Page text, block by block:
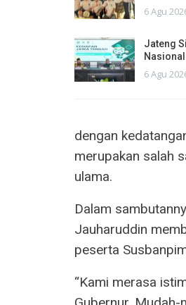
6 Agu
Jateng
6 Agu
dengan
merupakan salah
ulama.
Dalam
Jauharuddin
peserta
“Kami merasa